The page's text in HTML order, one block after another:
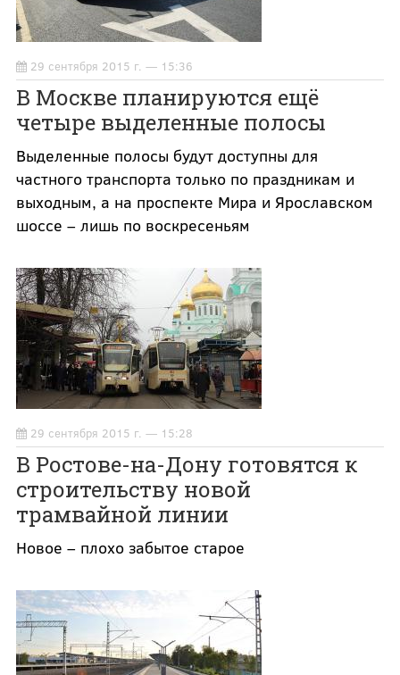
29 сентября 2015 г. — 15:36
В Москве планируются ещё
четыре выделенные полосы
Выделенные полосы будут доступны для
частного транспорта только по праздникам и
выходным, а на проспекте Мира и Ярославском
шоссе – лишь по воскресеньям
29 сентября 2015 г. — 15:28
В Ростове-на-Дону готовятся к
строительству новой
трамвайной линии
Новое – плохо забытое старое